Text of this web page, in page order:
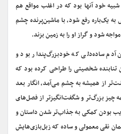
خود آنها بود که در اغلب مواقع هم
به یک‌باره رفع شود، با ماشین‌پرنده چشم
شود و گراز او را به زمین بزند.
ساده‌دلی که خودبزرگ‌پندار بود و
شخصیتی را طراحی کرده بود که
از همیشه به چشم می‌آمد، انگار بعد
چیز بزرگ‌تر و شگفت‌انگیزتر از فصل‌های
بودن کمکی به جذاب‌تر شدن داستان و
نقی معمولی و ساده که زبل‌بازی‌هایش